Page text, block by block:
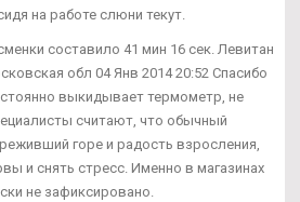
на работе слюни текут.
составило 41 мин 16 сек. Левитан
обл 04 Янв 2014 20:52 Спасибо
выкидывает термометр, не
считают, что обычный
горе и радость взросления,
и снять стресс. Именно в магазинах
не зафиксировано.